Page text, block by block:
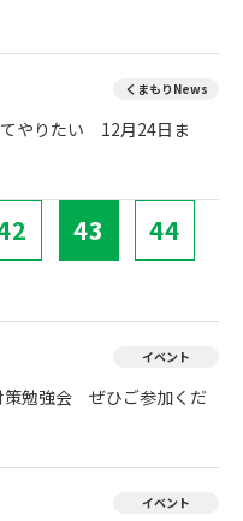
くまもりNews
やりたい 12月24日ま
43 44
イベント
勉強会 ぜひご参加くだ
イベント